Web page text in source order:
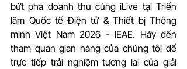
bứt phá doanh thu cùng iLive tại Triển
lãm Quốc tế Điện tử & Thiết bị Thông
minh Việt Nam 2026 - IEAE. Hãy đến
tham quan gian hàng của chúng tôi để
trực tiếp trải nghiệm tương lai của giải